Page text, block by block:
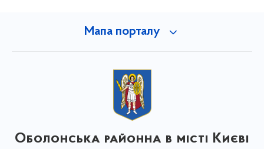
Мапа порталу
Оболонська районна в місті Києві